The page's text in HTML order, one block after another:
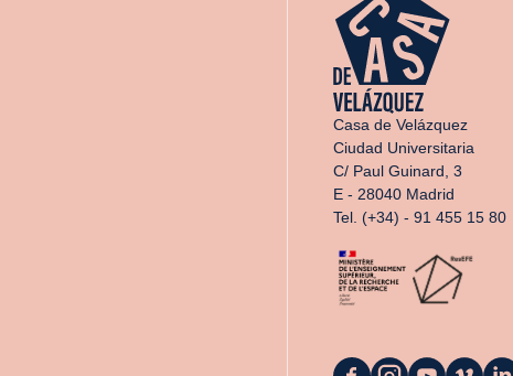
Casa de Velázquez
Ciudad Universitaria
C/ Paul Guinard, 3
E - 28040 Madrid
Tel. (+34) - 91 455 15 80